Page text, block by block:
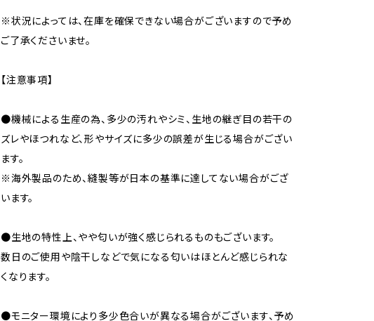
※状況によっては、在庫を確保できない場合がございますので予め
ご了承くださいませ。
【注意事項】
●機械による生産の為、多少の汚れやシミ、生地の継ぎ目の若干の
ズレやほつれなど、形やサイズに多少の誤差が生じる場合がござい
ます。
※海外製品のため、縫製等が日本の基準に達してない場合がござ
います。
●生地の特性上、やや匂いが強く感じられるものもございます。
数日のご使用や陰干しなどで気になる匂いはほとんど感じられな
くなります。
●モニター環境により多少色合いが異なる場合がございます、予め